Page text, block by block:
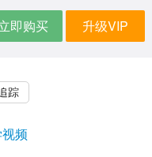
即购买 升级VIP
踪
频